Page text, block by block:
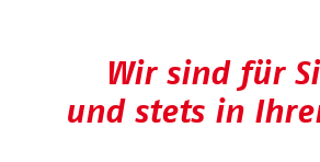
Wir sind für
und stets in